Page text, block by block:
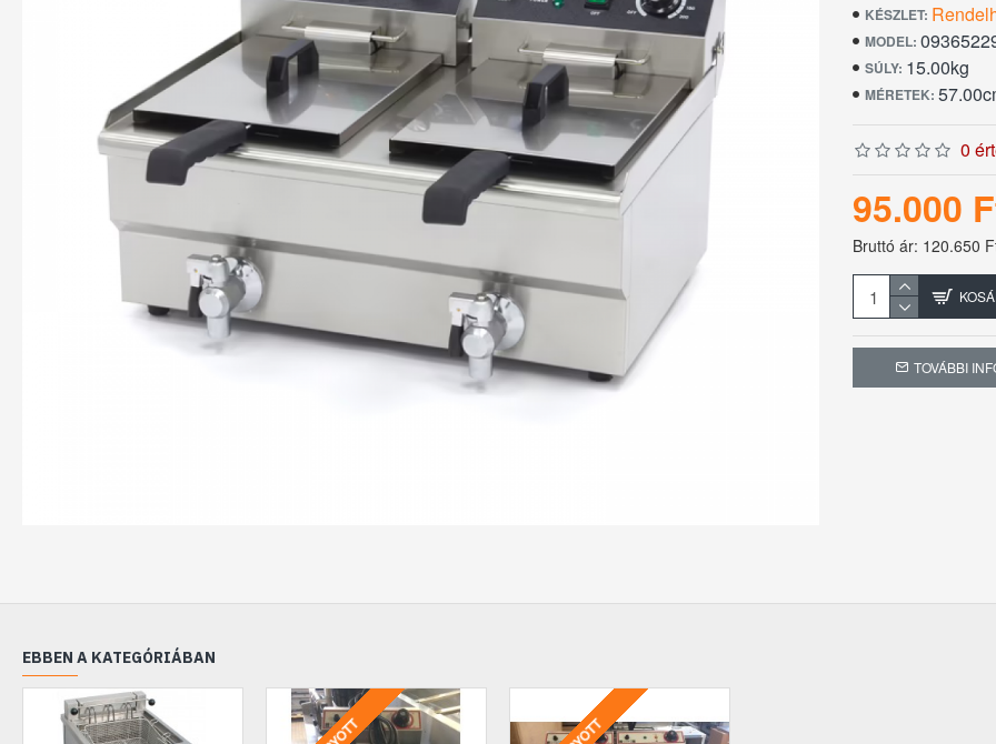
Hőálló
Csapokkal
4 gumilábon
Nagyon
Higiénikus
Nettó súly:
Kosár
A gép
A
Teljes
Sült krumpli
KÉSZLET:
MODEL:
SÚLY: 15.00kg
MÉRETEK:
0
95.000
Bruttó ár: 120.650
TOVÁBBI
EBBEN A KATEGÓRIÁBAN